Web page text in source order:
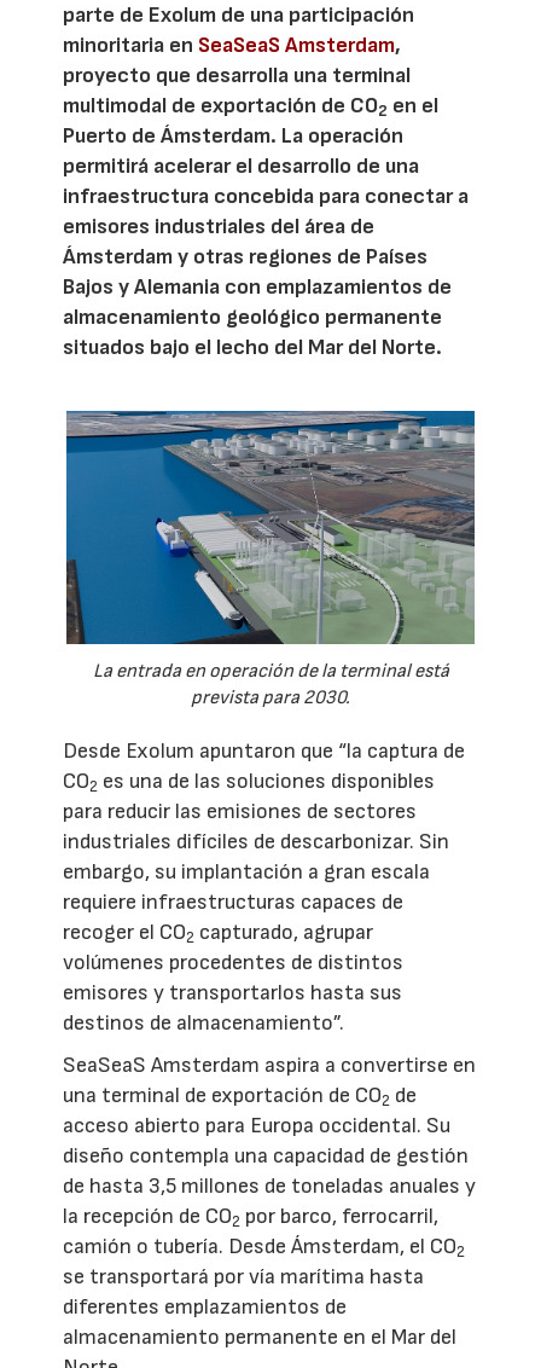
parte de Exolum de una participación
minoritaria en SeaSeaS Amsterdam,
proyecto que desarrolla una terminal
multimodal de exportación de CO2 en el
Puerto de Ámsterdam. La operación
permitirá acelerar el desarrollo de una
infraestructura concebida para conectar a
emisores industriales del área de
Ámsterdam y otras regiones de Países
Bajos y Alemania con emplazamientos de
almacenamiento geológico permanente
situados bajo el lecho del Mar del Norte.
La entrada en operación de la terminal está
prevista para 2030.
Desde Exolum apuntaron que “la captura de
CO2 es una de las soluciones disponibles
para reducir las emisiones de sectores
industriales difíciles de descarbonizar. Sin
embargo, su implantación a gran escala
requiere infraestructuras capaces de
recoger el CO2 capturado, agrupar
volúmenes procedentes de distintos
emisores y transportarlos hasta sus
destinos de almacenamiento”.
SeaSeaS Amsterdam aspira a convertirse en
una terminal de exportación de CO2 de
acceso abierto para Europa occidental. Su
diseño contempla una capacidad de gestión
de hasta 3,5 millones de toneladas anuales y
la recepción de CO2 por barco, ferrocarril,
camión o tubería. Desde Ámsterdam, el CO2
se transportará por vía marítima hasta
diferentes emplazamientos de
almacenamiento permanente en el Mar del